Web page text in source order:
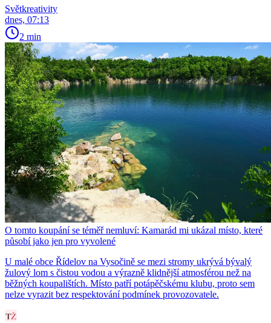
Světkreativity
dnes, 07:13
2 min
O tomto koupání se téměř nemluví: Kamarád mi ukázal místo, které
působí jako jen pro vyvolené
U malé obce Řídelov na Vysočině se mezi stromy ukrývá bývalý
žulový lom s čistou vodou a výrazně klidnější atmosférou než na
běžných koupalištích. Místo patří potápěčskému klubu, proto sem
nelze vyrazit bez respektování podmínek provozovatele.